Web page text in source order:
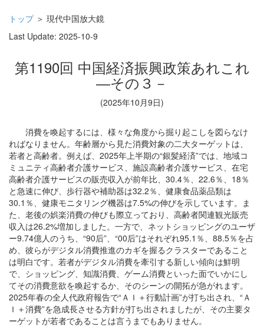
トップ＞ 現代中国放大鏡
Last Update: 2025-10-9
第1190回 中国経済振興政策あれこれ
―その３－
(2025年10月9日)
消費を喚起するには、様々な角度から掘り起こしを図らなけ
ればなりません。年齢層から見た消費対象の二大ターゲットは、
若者と高齢者。例えば、2025年上半期の“銀髪経済”では、地域コ
ミュニティ高齢者介護サービス、施設高齢者介護サービス、在宅
高齢者介護サービスの販売収入が前年比、30.4％、22.6％、18％
と急速に伸び、歩行器や補助器は32.2％、健康食品薬品類は
30.1％、健康モニタリング機器は7.5%の伸びを示しています。ま
た、老後の娯楽消費の伸びも際立っており、高齢者関連観光販売
収入は26.2%増加しました。一方で、ネットショッピングのユーザ
ー9.74億人のうち、“90后”、“00后”はそれぞれ95.1％、88.5％を占
め、彼らがデジタル消費推進のカギを握るクラスターであること
は明白です。若者がデジタル消費を牽引する新しい傾向は鮮明
で、ショッピング、知識消費、ゲーム消費といった面でいかにし
てその消費意欲を喚起するか、そのシーンの開拓が急がれます。
2025年春の全人代政府報告で“ＡＩ＋行動計画”が打ち出され、“Ａ
Ｉ＋消費”を急成長させる方針が打ち出されましたが、その主要タ
ーゲットが若者であることは言うまでもありません。